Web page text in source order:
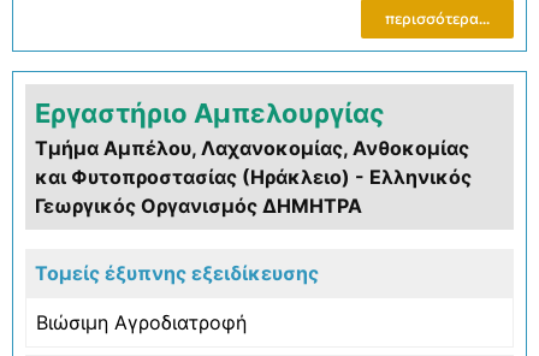
περισσότερα...
Εργαστήριο Αμπελουργίας
Τμήμα Αμπέλου, Λαχανοκομίας, Ανθοκομίας
και Φυτοπροστασίας (Ηράκλειο) - Ελληνικός
Γεωργικός Οργανισμός ΔΗΜΗΤΡΑ
Τομείς έξυπνης εξειδίκευσης
Βιώσιμη Αγροδιατροφή